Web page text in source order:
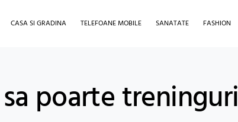
CASA SI GRADINA TELEFOANE MOBILE SANATATE FASHION
poarte treninguri